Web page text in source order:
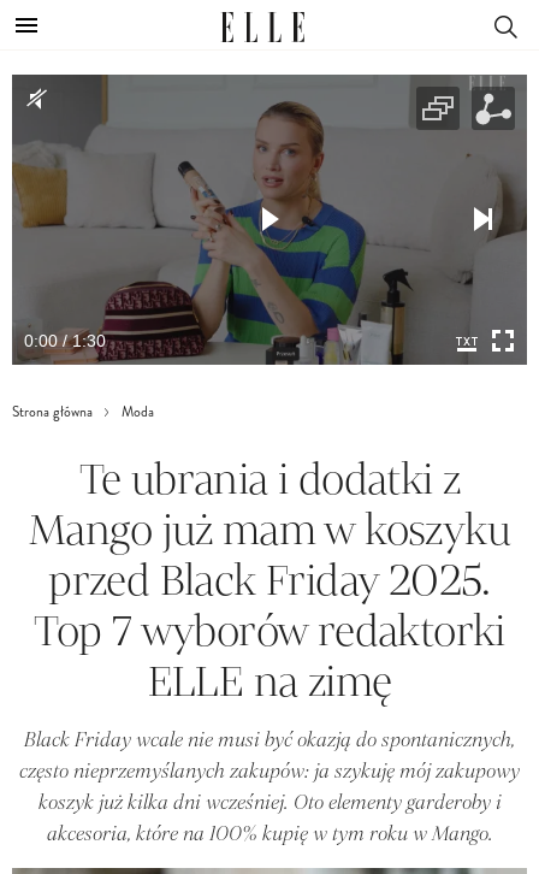
0:00 / 1:30
Strona główna Moda
Te ubrania i dodatki z
Mango już mam w koszyku
przed Black Friday 2025.
Top 7 wyborów redaktorki
ELLE na zimę
Black Friday wcale nie musi być okazją do spontanicznych,
często nieprzemyślanych zakupów: ja szykuję mój zakupowy
koszyk już kilka dni wcześniej. Oto elementy garderoby i
akcesoria, które na 100% kupię w tym roku w Mango.